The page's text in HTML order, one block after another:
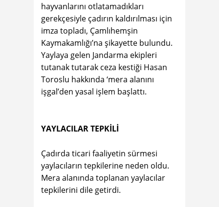
hayvanlarını otlatamadıkları
gerekçesiyle çadırın kaldırılması için
imza topladı, Çamlıhemşin
Kaymakamlığı’na şikayette bulundu.
Yaylaya gelen Jandarma ekipleri
tutanak tutarak ceza kestiği Hasan
Toroslu hakkında ‘mera alanını
işgal’den yasal işlem başlattı.
YAYLACILAR TEPKİLİ
Çadırda ticari faaliyetin sürmesi
yaylacıların tepkilerine neden oldu.
Mera alanında toplanan yaylacılar
tepkilerini dile getirdi.